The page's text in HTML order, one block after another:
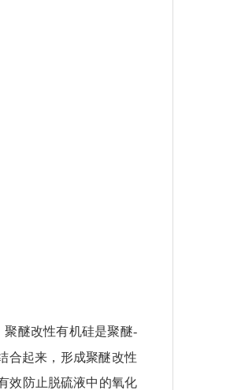
聚醚改性有机硅是聚醚-
合起来，形成聚醚改性
效防止脱硫液中的氧化